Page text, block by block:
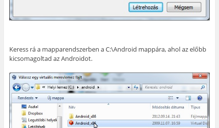
Keress rá a mapparendszerben a C:\Android mappára, ahol az előbb
kicsomagoltad az Androidot.